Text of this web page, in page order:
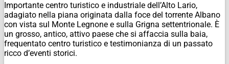
Importante centro turistico e industriale dell’Alto Lario,
adagiato nella piana originata dalla foce del torrente Albano
con vista sul Monte Legnone e sulla Grigna settentrionale. È
un grosso, antico, attivo paese che si affaccia sulla baia,
frequentato centro turistico e testimonianza di un passato
ricco d’eventi storici.